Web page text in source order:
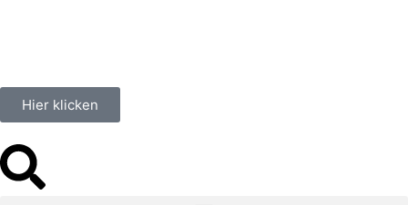
Hier klicken